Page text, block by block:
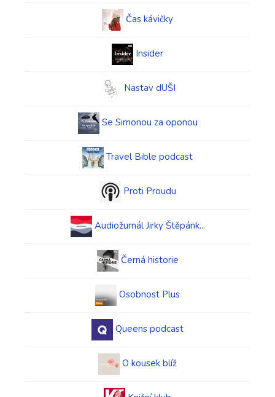
Čas kávičky
Insider
Nastav dUŠI
Se Simonou za oponou
Travel Bible podcast
Proti Proudu
Audiožurnál Jirky Štěpánk...
Černá historie
Osobnost Plus
Queens podcast
O kousek blíž